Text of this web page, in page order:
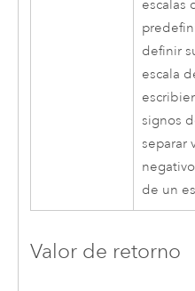
escalas
definir
escala
signos
separar
de un
Valor de retorno